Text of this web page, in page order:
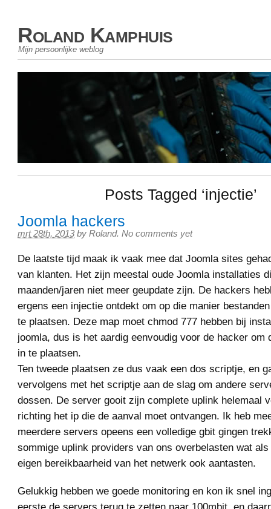
Roland Kamphuis
Mijn persoonlijke weblog
Posts Tagged ‘injectie’
Joomla hackers
mrt 28th, 2013 by Roland. No comments yet
De laatste tijd maak ik vaak mee dat Joomla sites
van klanten. Het zijn meestal oude Joomla installaties
maanden/jaren niet meer geupdate zijn. De hackers
ergens een injectie ontdekt om op die manier
te plaatsen. Deze map moet chmod 777 hebben bij
joomla, dus is het aardig eenvoudig voor de hacker om
in te plaatsen.
Ten tweede plaatsen ze dus vaak een dos scriptje, en
vervolgens met het scriptje aan de slag om andere
dossen. De server gooit zijn complete uplink helemaal
richting het ip die de aanval moet ontvangen. Ik heb
meerdere servers opeens een volledige gbit gingen
sommige uplink providers van ons overbelasten wat
eigen bereikbaarheid van het netwerk ook aantasten.
Gelukkig hebben we goede monitoring en kon ik snel
eerste de servers terug te zetten naar 100mbit, en